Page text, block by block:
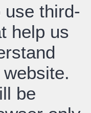
third-
help us
be